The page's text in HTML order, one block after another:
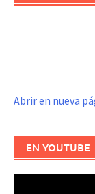
Abrir en nueva
EN YOUTUBE